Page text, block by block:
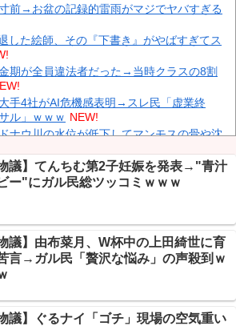
ダム「基礎部分破損」中国「全力放流！」
」台風15号「中国接近（画像」中国「台風
壊滅危機」→ NEW!
ゃん(84)、学生に『日本も核武装が必要』
ない」「国を維持できるの？」外国人の永
日中国人の本音は？ NEW!
に向けて初の弾道ミサイルを発射か？！
相互RSS
前→お盆の記録的雷雨がマジでヤバすぎる
した絵師、その『下書き』がやばすぎてス
期が全員違法者だった→当時クラスの8割
手4社がAI危機感表明→スレ民「虚業終
ル」ｗｗｗ NEW!
ナウ川の水位が低下してマンモスの骨や沈
なく『帰省費4000円』安くなる在来線で帰
NEW!
で逝く・・・・・・
ん死去、享年86→「八つ墓村」の怪演に芸
「Aを20個注文する」 ぼく「いつも1～2個
20であってる？」 取専「あってる」→結果
物議】てんちむ第2子妊娠を発表→"青汁
ー"にガル民総ツッコミｗｗｗ
物議】由布菜月、W杯中の上田綺世に育
言→ガル民「贅沢な悩み」の声殺到ｗ
物議】ぐるナイ「ゴチ」現場の空気重い